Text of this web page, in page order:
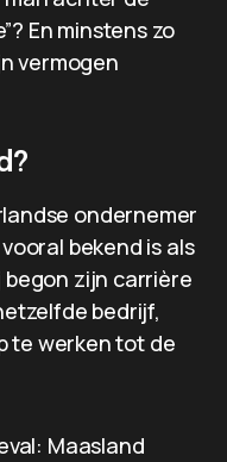
En minstens zo
vermogen
ondernemer
bekend is als
begon zijn carrière
bedrijf,
te werken tot de
Maasland